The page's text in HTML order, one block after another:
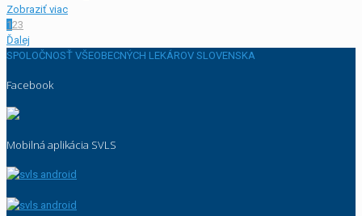
Zobraziť viac
123
Ďalej
SPOLOČNOSŤ VŠEOBECNÝCH LEKÁROV SLOVENSKA
Facebook
Mobilná aplikácia SVLS